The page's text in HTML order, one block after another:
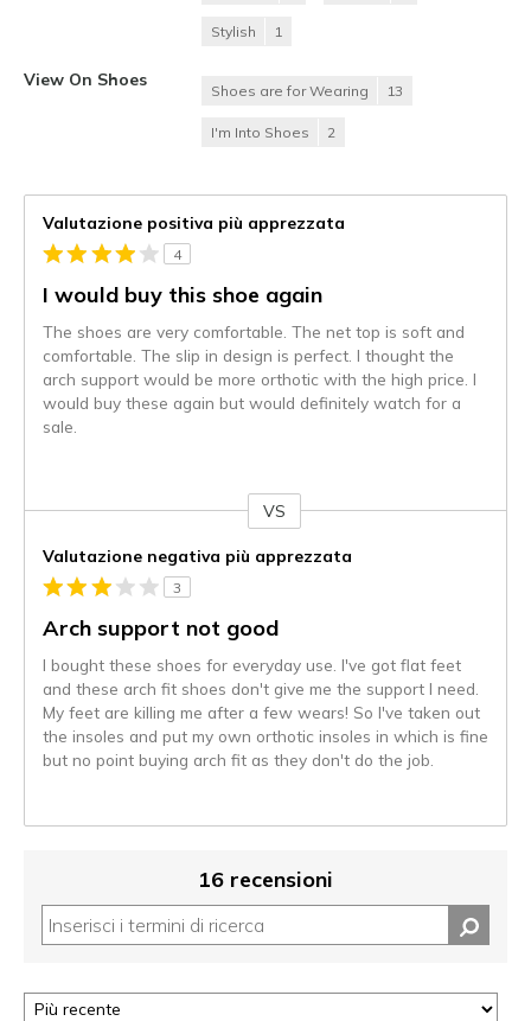
Stylish 1
View On Shoes
Shoes are for Wearing 13
I'm Into Shoes 2
Valutazione positiva più apprezzata
4
I would buy this shoe again
The shoes are very comfortable. The net top is soft and
comfortable. The slip in design is perfect. I thought the
arch support would be more orthotic with the high price. I
would buy these again but would definitely watch for a
sale.
VS
Valutazione negativa più apprezzata
3
Arch support not good
I bought these shoes for everyday use. I've got flat feet
and these arch fit shoes don't give me the support I need.
My feet are killing me after a few wears! So I've taken out
the insoles and put my own orthotic insoles in which is fine
but no point buying arch fit as they don't do the job.
16 recensioni